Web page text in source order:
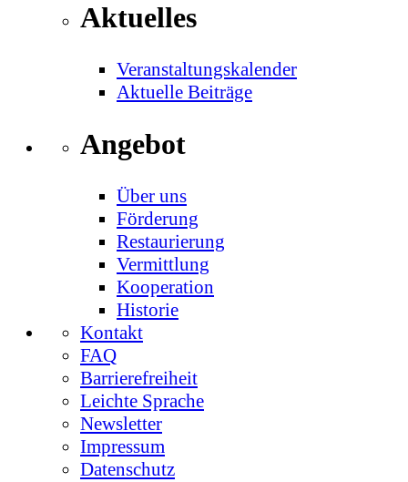
Aktuelles
Veranstaltungskalender
Aktuelle Beiträge
Angebot
Über uns
Förderung
Restaurierung
Vermittlung
Kooperation
Historie
Kontakt
FAQ
Barrierefreiheit
Leichte Sprache
Newsletter
Impressum
Datenschutz